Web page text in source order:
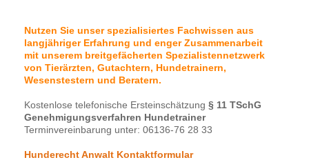
Nutzen Sie unser spezialisiertes Fachwissen aus
langjähriger Erfahrung und enger Zusammenarbeit
mit unserem breitgefächerten Spezialistennetzwerk
von Tierärzten, Gutachtern, Hundetrainern,
Wesenstestern und Beratern.
Kostenlose telefonische Ersteinschätzung § 11 TSchG
Genehmigungsverfahren Hundetrainer
Terminvereinbarung unter: 06136-76 28 33
Hunderecht Anwalt Kontaktformular